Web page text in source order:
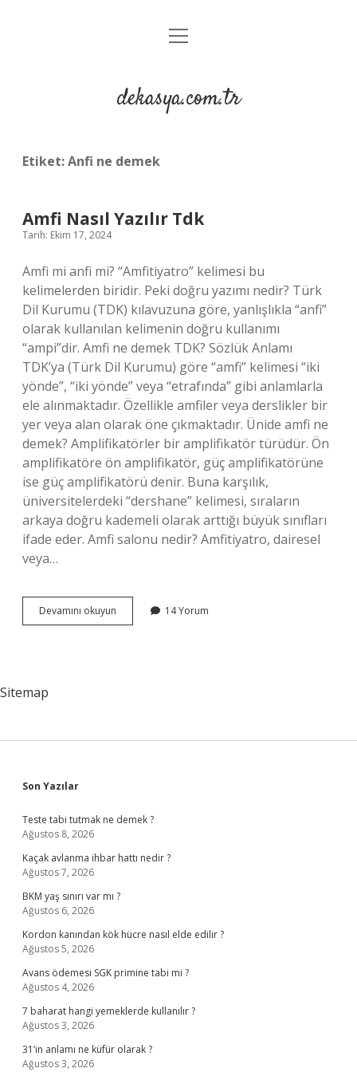
Anasayfa
Yasal Uyarı
menüyü
dekasya.com.tr
Etiket:Anfi ne demek
Amfi Nasıl Yazılır Tdk
Tarih: Ekim 17, 2024
Amfi mi anfi mi? “Amfitiyatro” kelimesi bu
kelimelerden biridir. Peki doğru yazımı nedir? Türk
Dil Kurumu (TDK) kılavuzuna göre, yanlışlıkla “anfi”
olarak kullanılan kelimenin doğru kullanımı
“ampi”dir. Amfi ne demek TDK? Sözlük Anlamı
TDK’ya (Türk Dil Kurumu) göre “amfi” kelimesi “iki
yönde”, “iki yönde” veya “etrafında” gibi anlamlarla
ele alınmaktadır. Özellikle amfiler veya derslikler bir
yer veya alan olarak öne çıkmaktadır. Ünide amfi ne
demek? Amplifikatörler bir amplifikatör türüdür. Ön
amplifikatöre ön amplifikatör, güç amplifikatörüne
ise güç amplifikatörü denir. Buna karşılık,
üniversitelerdeki “dershane” kelimesi, sıraların
arkaya doğru kademeli olarak arttığı büyük sınıfları
ifade eder. Amfi salonu nedir? Amfitiyatro, dairesel
veya…
Devamını okuyun
Nasıl
14 Yorum
Sitemap
Sidebar
Son Yazılar
Teste tabi tutmak ne demek ?
Ağustos 8, 2026
Kaçak avlanma ihbar hattı nedir ?
Ağustos 7, 2026
BKM yaş sınırı var mı ?
Ağustos 6, 2026
Kordon kanından kök hücre nasıl elde edilir ?
Ağustos 5, 2026
Avans ödemesi SGK primine tabi mi ?
Ağustos 4, 2026
7 baharat hangi yemeklerde kullanılır ?
Ağustos 3, 2026
31’in anlamı ne küfür olarak ?
Ağustos 3, 2026